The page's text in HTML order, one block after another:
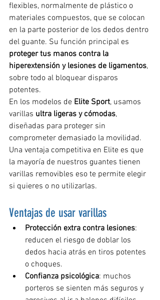
flexibles, normalmente de plástico o
materiales compuestos, que se colocan
en la parte posterior de los dedos dentro
del guante. Su función principal es
proteger tus manos contra la
hiperextensión y lesiones de ligamentos,
sobre todo al bloquear disparos
potentes.
En los modelos de Elite Sport, usamos
varillas ultra ligeras y cómodas,
diseñadas para proteger sin
comprometer demasiado la movilidad.
Una ventaja competitiva en Elite es que
la mayoría de nuestros guantes tienen
varillas removibles eso te permite elegir
si quieres o no utilizarlas.
Ventajas de usar varillas
Protección extra contra lesiones:
reducen el riesgo de doblar los
dedos hacia atrás en tiros potentes
o choques.
Confianza psicológica: muchos
porteros se sienten más seguros y